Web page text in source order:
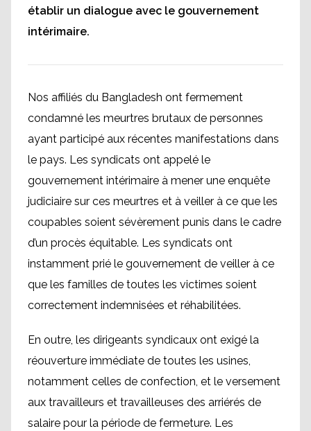
établir un dialogue avec le gouvernement
intérimaire.
Nos affiliés du Bangladesh ont fermement
condamné les meurtres brutaux de personnes
ayant participé aux récentes manifestations dans
le pays. Les syndicats ont appelé le
gouvernement intérimaire à mener une enquête
judiciaire sur ces meurtres et à veiller à ce que les
coupables soient sévèrement punis dans le cadre
d’un procès équitable. Les syndicats ont
instamment prié le gouvernement de veiller à ce
que les familles de toutes les victimes soient
correctement indemnisées et réhabilitées.
En outre, les dirigeants syndicaux ont exigé la
réouverture immédiate de toutes les usines,
notamment celles de confection, et le versement
aux travailleurs et travailleuses des arriérés de
salaire pour la période de fermeture. Les